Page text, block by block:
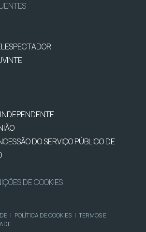
DO SERVIÇO PÚBLICO DE
DE COOKIES
| POLÍTICA DE COOKIES | TERMOS E